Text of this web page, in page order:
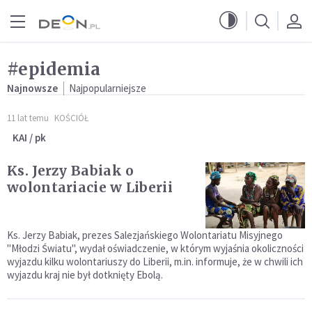
#epidemia
Najnowsze Najpopularniejsze
11 lat temu KOŚCIÓŁ
KAI / pk
Ks. Jerzy Babiak o
wolontariacie w Liberii
Ks. Jerzy Babiak, prezes Salezjańskiego Wolontariatu Misyjnego
"Młodzi Światu", wydał oświadczenie, w którym wyjaśnia okoliczności
wyjazdu kilku wolontariuszy do Liberii, m.in. informuje, że w chwili ich
wyjazdu kraj nie był dotknięty Ebolą.